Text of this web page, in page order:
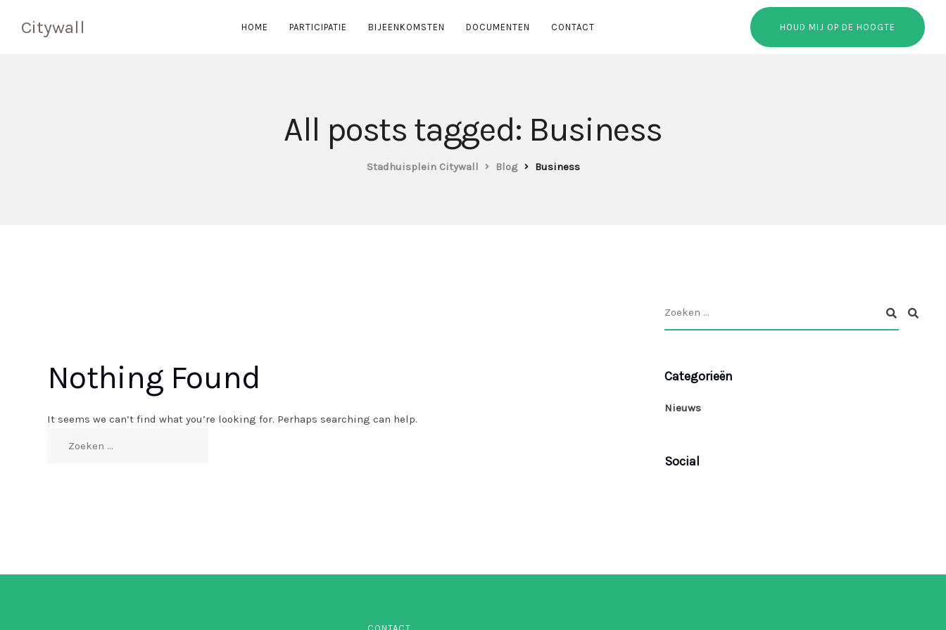
Citywall HOME PARTICIPATIE BIJEENKOMSTEN DOCUMENTEN CONTACT HOUD MIJ OP DE HOOGTE
All posts tagged: Business
Stadhuisplein Citywall Blog Business
Nothing Found
It seems we can’t find what you’re looking for. Perhaps searching can help.
Categorieën
Nieuws
Social